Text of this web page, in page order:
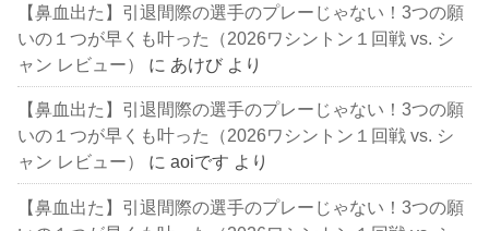
【鼻血出た】引退間際の選手のプレーじゃない！3つの願
いの１つが早くも叶った（2026ワシントン１回戦 vs. シ
ャン レビュー）
に あけび より
【鼻血出た】引退間際の選手のプレーじゃない！3つの願
いの１つが早くも叶った（2026ワシントン１回戦 vs. シ
ャン レビュー）
にaoiです より
【鼻血出た】引退間際の選手のプレーじゃない！3つの願